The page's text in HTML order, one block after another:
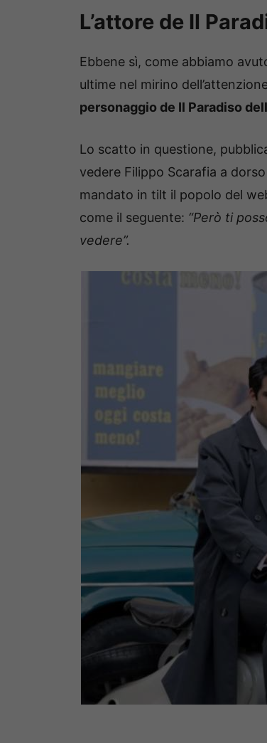
L’attore de Il
Ebbene sì, come abbiamo
ultime nel mirino
personaggio de Il Paradiso
Lo scatto in questione,
vedere Filippo Scarafia a
mandato in tilt il popolo del
come il seguente: “Però ti
vedere”.